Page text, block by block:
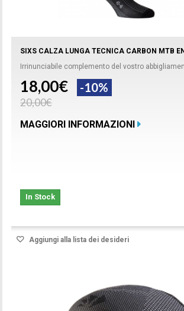
SIXS CALZA LUNGA TECNICA CARBON MTB
Irrinunciabile complemento del vostro
18,00€ -10%
20,00€
MAGGIORI INFORMAZIONI
In Stock
Aggiungi alla lista dei desideri